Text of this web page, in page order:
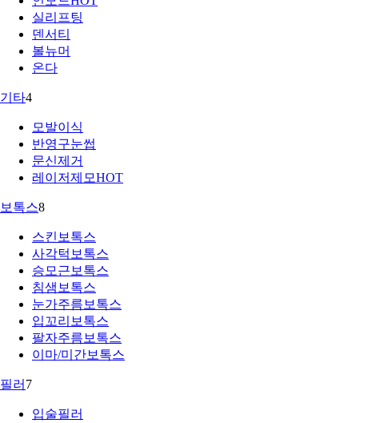
실리프팅
덴서티
볼뉴머
온다
기타4
모발이식
반영구눈썹
문신제거
레이저제모HOT
보톡스8
스킨보톡스
사각턱보톡스
승모근보톡스
침샘보톡스
눈가주름보톡스
입꼬리보톡스
팔자주름보톡스
이마/미간보톡스
필러 7
입술필러